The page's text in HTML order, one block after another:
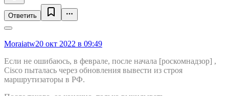
Ответить
Moraiatw20 окт 2022 в 09:49
Если не ошибаюсь, в феврале, после начала [роскомнадзор] ,
Cisсо пыталась через обновления вывести из строя
маршрутизаторы в РФ.